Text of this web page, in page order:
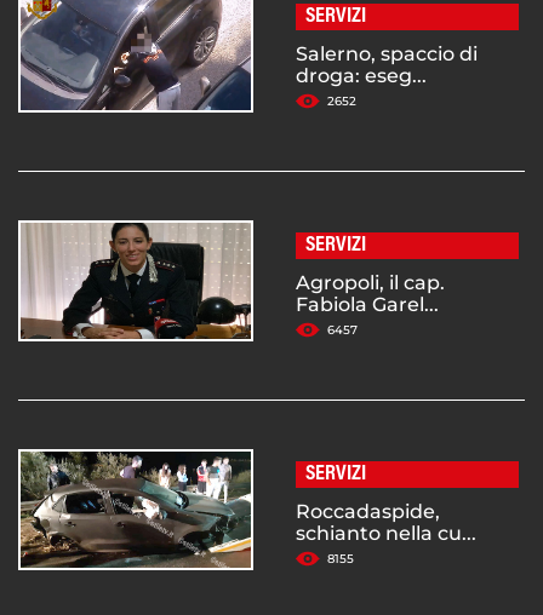
SERVIZI
Salerno, spaccio di
droga: eseg...
2652
SERVIZI
Agropoli, il cap.
Fabiola Garel...
6457
SERVIZI
Roccadaspide,
schianto nella cu...
8155